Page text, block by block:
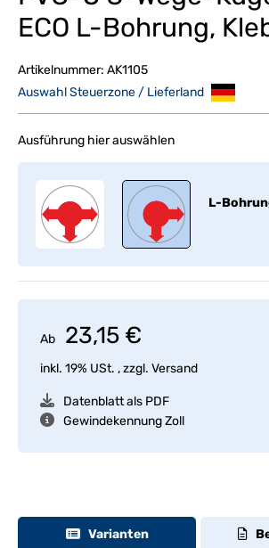
ECO L-Bohrung,
Artikelnummer: AK1105
Auswahl Steuerzone / Lieferland
Ausführung hier auswählen
L-
Ab 23,15 €
inkl. 19% USt. , zzgl. Versand
Datenblatt als PDF
Gewindekennung Zoll
Varianten